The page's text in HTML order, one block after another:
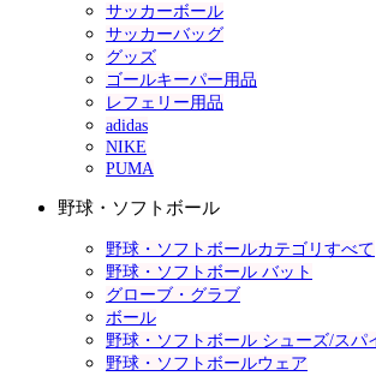
サッカーボール
サッカーバッグ
グッズ
ゴールキーパー用品
レフェリー用品
adidas
NIKE
PUMA
野球・ソフトボール
野球・ソフトボールカテゴリすべて
野球・ソフトボール バット
グローブ・グラブ
ボール
野球・ソフトボール シューズ/スパ
野球・ソフトボールウェア